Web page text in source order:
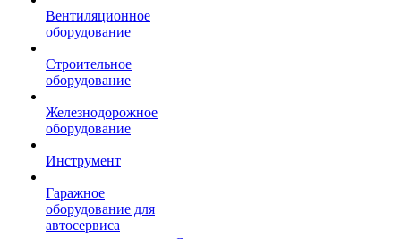
Вентиляционное
оборудование
Строительное
оборудование
Железнодорожное
оборудование
Инструмент
Гаражное
оборудование для
автосервиса